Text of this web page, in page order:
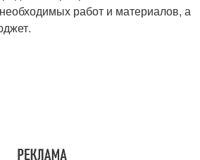
работ и материалов, а